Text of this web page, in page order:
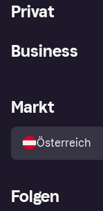
Privat
Shops entdecken
Business
Händlerportal
Markt
Österreich
Folgen